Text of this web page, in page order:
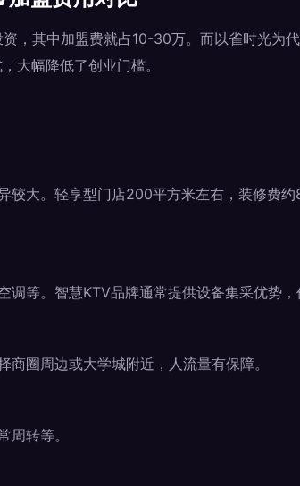
，其中加盟费就占10-30万。而以雀时光为
大幅降低了创业门槛。
较大。轻享型门店200平方米左右，装修费
调等。智慧KTV品牌通常提供设备集采优势，
圈周边或大学城附近，人流量有保障。
周转等。